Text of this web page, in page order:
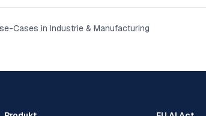
Cases in Industrie & Manufacturing